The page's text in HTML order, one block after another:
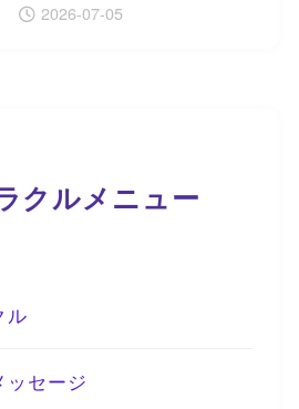
2026-07-05
クルメニュー
ル
ッセージ